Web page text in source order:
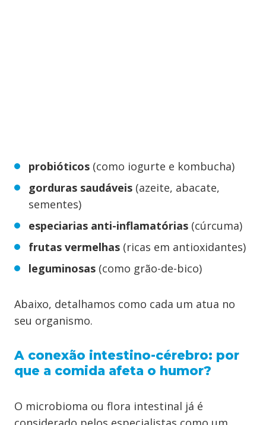
probióticos (como iogurte e kombucha)
gorduras saudáveis (azeite, abacate,
sementes)
especiarias anti-inflamatórias (cúrcuma)
frutas vermelhas (ricas em antioxidantes)
leguminosas (como grão-de-bico)
Abaixo, detalhamos como cada um atua no
seu organismo.
A conexão intestino-cérebro: por
que a comida afeta o humor?
O microbioma ou flora intestinal já é